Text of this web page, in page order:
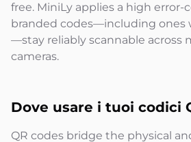
free. MiniLy applies a high error-
branded codes—including ones
—stay reliably scannable across
cameras.
Dove usare i tuoi codici
QR codes bridge the physical